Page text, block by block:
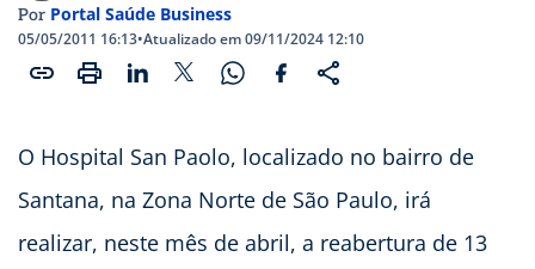
Por Portal Saúde Business
05/05/2011 16:13•Atualizado em 09/11/2024 12:10
O Hospital San Paolo, localizado no bairro de
Santana, na Zona Norte de São Paulo, irá
realizar, neste mês de abril, a reabertura de 13